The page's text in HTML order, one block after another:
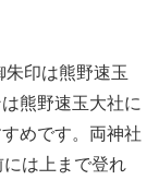
印は熊野速玉
熊野速玉大社に
めです。両神社
は上まで登れ